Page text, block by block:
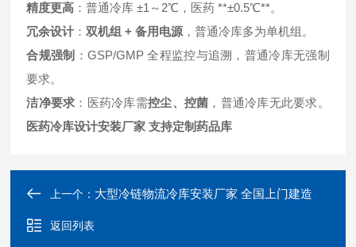
精度更高 ：普通冷库 ±1～2℃，医药 **±0.5℃**。
冗余设计 ：双机组 + 备用电源 ，普通冷库多为单机组。
合规强制 ：GSP/GMP 全程监控与追溯，普通冷库无强制
要求。
洁净要求 ：医药冷库需控尘、控菌 ，普通冷库无此要求。
医药冷库设计安装厂家 支持定制药品库
上一个： 大型冷链物流冷库安装厂家 全国上门建造
返回列表